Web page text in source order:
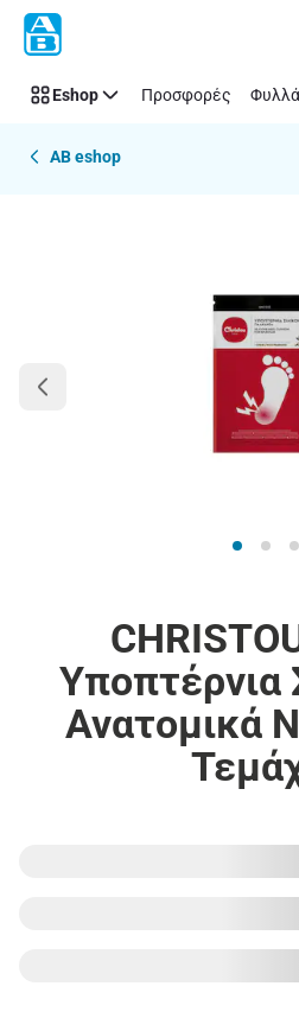
Παράλειψη
Eshop Προσφορές
AB eshop
Υποπτέρνια
Ανατομικά